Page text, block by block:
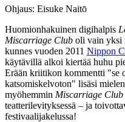
Ohjaus: Eisuke Naitō
Huomionhakuinen digihalpis
Miscarriage Club oli vain yksi
kunnes vuoden 2011 Nippon
käytävillä alkoi kiertää huhu
Erään kriitikon kommentti "se
katsomiskelvoton" lisäsi
myöhemmin Miscarriage Club
teatterilevityksessä – ja
festivaalijakelussa!